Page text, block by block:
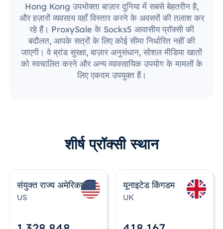
Hong Kong उपभोक्ता बाज़ार दुनिया में सबसे बेहतरीन है,
और हज़ारों व्यवसाय वहाँ विस्तार करने के अवसरों की तलाश कर
रहे हैं। ProxySale के Socks5 आवासीय प्रॉक्सी की
बदौलत, आपके सत्रों के लिए कोई सीमा निर्धारित नहीं की
जाएगी। वे ब्रांड सुरक्षा, बाज़ार अनुसंधान, सोशल मीडिया खातों
को स्वचालित करने और अन्य व्यावसायिक उपयोग के मामलों के
लिए एकदम उपयुक्त हैं।
शीर्ष प्रॉक्सी स्थान
संयुक्त राज्य अमेरिका
US
यूनाइटेड किंगडम
UK